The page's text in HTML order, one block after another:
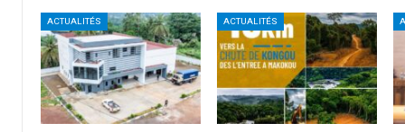
ACTUALITÉS ACTUALITÉS